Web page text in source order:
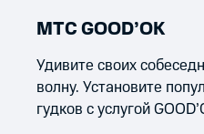
МТС GOOD’OK
Удивите своих
волну. Установите
гудков с услугой